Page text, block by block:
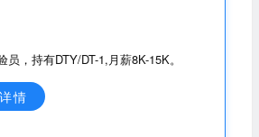
员，持有DTY/DT-1,月薪8K-15K。
情